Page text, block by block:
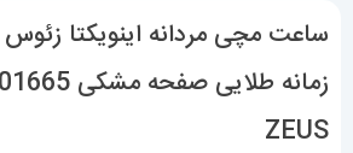
ساعت مچی مردانه اینویکتا زئوس
ZEUS